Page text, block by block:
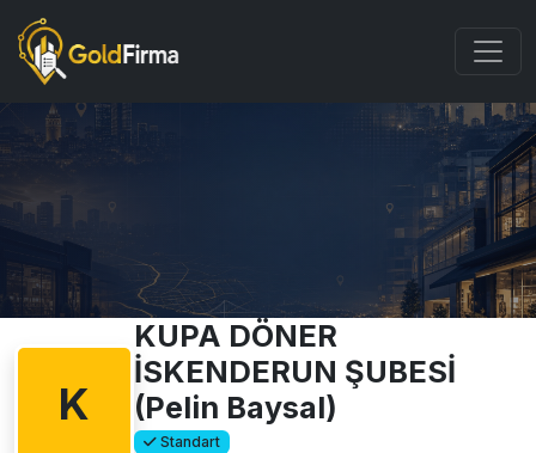
K
KUPA DÖNER
İSKENDERUN ŞUBESİ
(Pelin Baysal)
Standart